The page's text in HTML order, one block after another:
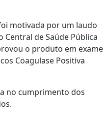
motivada por um laudo
de Saúde Pública
o produto em exame
Coagulase Positiva
no cumprimento dos